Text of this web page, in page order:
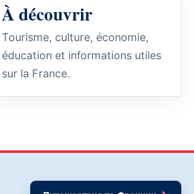
À découvrir
Tourisme, culture, économie,
éducation et informations utiles
sur la France.